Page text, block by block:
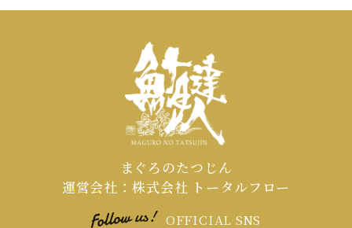
まぐろのたつじん
運営会社：株式会社 トータルフロー
OFFICIAL SNS